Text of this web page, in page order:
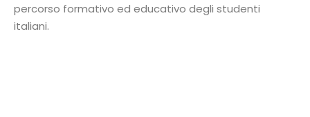
percorso formativo ed educativo degli studenti
italiani.